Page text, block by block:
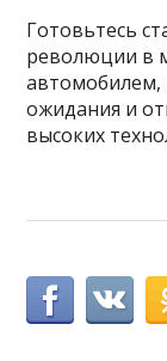
Готовьтесь
революции в
автомобилем,
ожидания и
высоких